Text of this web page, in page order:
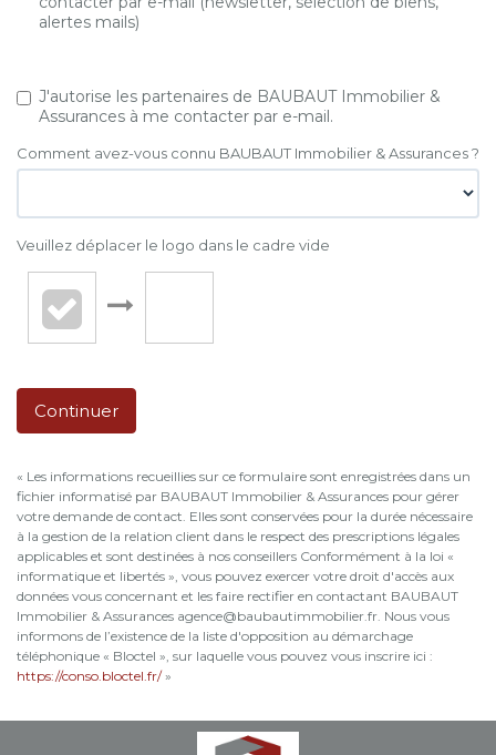
alertes mails)
J'autorise les partenaires de BAUBAUT Immobilier &
Assurances à me contacter par e-mail.
Comment avez-vous connu BAUBAUT Immobilier & Assurances ?
Veuillez déplacer le logo dans le cadre vide
Continuer
« Les informations recueillies sur ce formulaire sont enregistrées dans un
fichier informatisé par BAUBAUT Immobilier & Assurances pour gérer
votre demande de contact. Elles sont conservées pour la durée nécessaire
à la gestion de la relation client dans le respect des prescriptions légales
applicables et sont destinées à nos conseillers Conformément à la loi «
informatique et libertés », vous pouvez exercer votre droit d'accès aux
données vous concernant et les faire rectifier en contactant BAUBAUT
Immobilier & Assurances agence@baubautimmobilier.fr. Nous vous
informons de l’existence de la liste d'opposition au démarchage
téléphonique « Bloctel », sur laquelle vous pouvez vous inscrire ici :
https://conso.bloctel.fr/»